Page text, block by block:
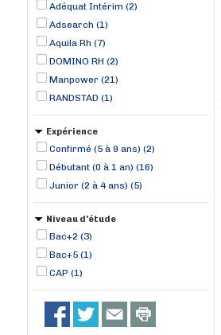
Adéquat Intérim (2)
Adsearch (1)
Aquila Rh (7)
DOMINO RH (2)
Manpower (21)
RANDSTAD (1)
Expérience
Confirmé (5 à 9 ans) (2)
Débutant (0 à 1 an) (16)
Junior (2 à 4 ans) (5)
Niveau d'étude
Bac+2 (3)
Bac+5 (1)
CAP (1)